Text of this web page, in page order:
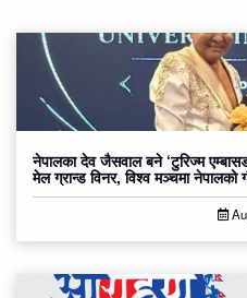
नेपालका देव जैसवाल बने ‘टुरिज्म
मेल ग्रान्ड विनर, विश्व मञ्चमा नेपालको